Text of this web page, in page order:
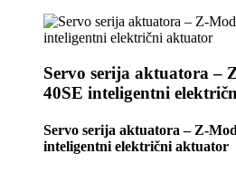
Servo serija aktuatora –
40SE inteligentni
Servo serija aktuatora – Z-
inteligentni električni aktuator